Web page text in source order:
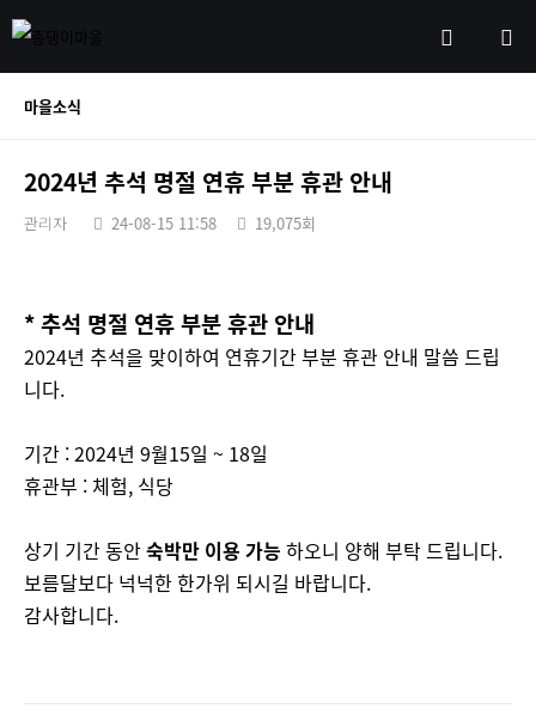
마을소식
2024년 추석 명절 연휴 부분 휴관 안내
관리자 24-08-15 11:58 19,075회
본문
* 추석 명절 연휴 부분 휴관 안내
2024년 추석을 맞이하여 연휴기간 부분 휴관 안내 말씀 드립
니다.
기간 : 2024년 9월15일 ~ 18일
휴관부 : 체험, 식당
상기 기간 동안숙박만 이용 가능 하오니 양해 부탁 드립니다.
보름달보다 넉넉한 한가위 되시길 바랍니다.
감사합니다.